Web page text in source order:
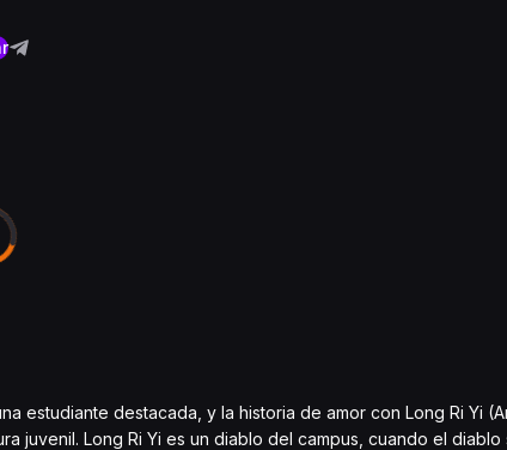
estudiante destacada, y la historia de amor con Long Ri Yi
juvenil. Long Ri Yi es un diablo del campus, cuando el diablo